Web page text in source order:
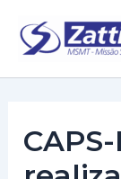
para